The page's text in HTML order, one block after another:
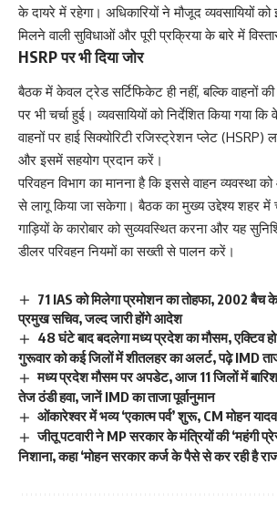
के दायरे में रहेगा। अधिकारियों ने मौजूद व्यवसायियों
मिलने वाली सुविधाओं और पूरी प्रक्रिया के बारे में
HSRP पर भी दिया जोर
बैठक में केवल ट्रेड सर्टिफिकेट ही नहीं, बल्कि वाहनों की
पर भी चर्चा हुई। व्यवसायियों को निर्देशित किया गया
वाहनों पर हाई सिक्योरिटी रजिस्ट्रेशन प्लेट (HSRP)
और इसमें सहयोग प्रदान करें।
परिवहन विभाग का मानना है कि इससे वाहन व्यवस्था
से लागू किया जा सकेगा। बैठक का मुख्य उद्देश्य शहर
गाड़ियों के कारोबार को सुव्यवस्थित करना और यह
डीलर परिवहन नियमों का सख्ती से पालन करें।
71 IAS को मिलेगा प्रमोशन का तोहफा, 2002
प्रमुख सचिव, जल्द जारी होंगे आदेश
48 घंटे बाद बदलेगा मध्य प्रदेश का मौसम, एक्टिव
गुरूवार को कई जिलों में शीतलहर का अलर्ट, पढ़े IMD
मध्य प्रदेश मौसम पर अपडेट, आज 11 जिलों में
तेज ठंडी हवा, जानें IMD का ताजा पूर्वानुमान
ओंकारेश्वर में भव्य ‘एकात्म पर्व’ शुरू, CM मोहन
जीतू पटवारी ने MP सरकार के मंत्रियों की ‘महंगी
निशाना, कहा ‘मोहन सरकार कर्ज के पैसे से कर रही है